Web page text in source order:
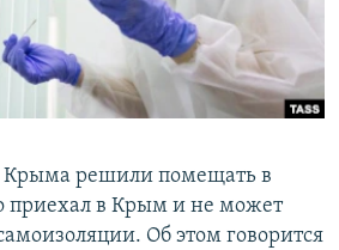
Крыма решили помещать в
приехал в Крым и не может
Об этом говорится